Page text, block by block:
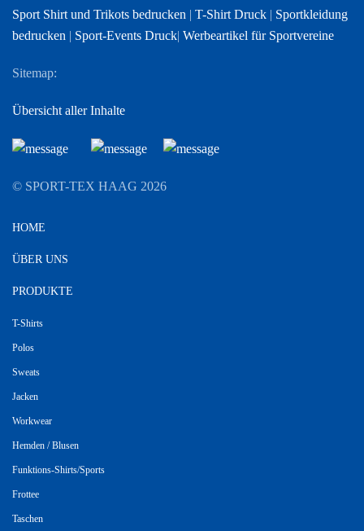
Sport Shirt und Trikots bedrucken | T-Shirt Druck | Sportkleidung
bedrucken | Sport-Events Druck| Werbeartikel für Sportvereine
Sitemap:
Übersicht aller Inhalte
© SPORT-TEX HAAG 2026
HOME
ÜBER UNS
PRODUKTE
T-Shirts
Polos
Sweats
Jacken
Workwear
Hemden / Blusen
Funktions-Shirts/Sports
Frottee
Taschen